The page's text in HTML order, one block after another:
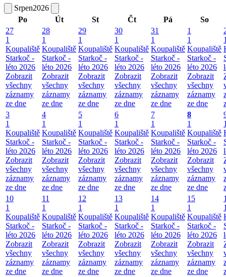
Srpen2026
Po
Út St Čt Pá
So
27
1
Koupaliště
Starkoč -
léto 2026
Zobrazit
všechny
záznamy
ze dne
28
1
Koupaliště
Starkoč -
léto 2026
Zobrazit
všechny
záznamy
ze dne
29
1
Koupaliště
Starkoč -
léto 2026
Zobrazit
všechny
záznamy
ze dne
30
1
Koupaliště
Starkoč -
léto 2026
Zobrazit
všechny
záznamy
ze dne
31
1
Koupaliště
Starkoč -
léto 2026
Zobrazit
všechny
záznamy
ze dne
1
1
Koupaliště
Starkoč -
léto 2026
Zobrazit
všechny
záznamy
ze dne
3
1
Koupaliště
Starkoč -
léto 2026
Zobrazit
všechny
záznamy
ze dne
4
1
Koupaliště
Starkoč -
léto 2026
Zobrazit
všechny
záznamy
ze dne
5
1
Koupaliště
Starkoč -
léto 2026
Zobrazit
všechny
záznamy
ze dne
6
1
Koupaliště
Starkoč -
léto 2026
Zobrazit
všechny
záznamy
ze dne
7
1
Koupaliště
Starkoč -
léto 2026
Zobrazit
všechny
záznamy
ze dne
8
1
Koupaliště
Starkoč -
léto 2026
Zobrazit
všechny
záznamy
ze dne
10
1
Koupaliště
Starkoč -
léto 2026
Zobrazit
všechny
záznamy
ze dne
11
1
Koupaliště
Starkoč -
léto 2026
Zobrazit
všechny
záznamy
ze dne
12
1
Koupaliště
Starkoč -
léto 2026
Zobrazit
všechny
záznamy
ze dne
13
1
Koupaliště
Starkoč -
léto 2026
Zobrazit
všechny
záznamy
ze dne
14
1
Koupaliště
Starkoč -
léto 2026
Zobrazit
všechny
záznamy
ze dne
15
1
Koupaliště
Starkoč -
léto 2026
Zobrazit
všechny
záznamy
ze dne